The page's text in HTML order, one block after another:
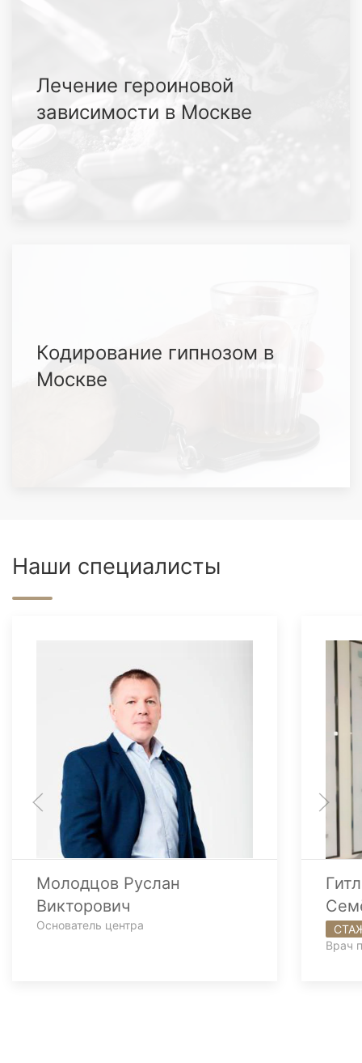
Лечение героиновой
зависимости в Москве
Кодирование гипнозом в
Москве
Наши специалисты
Молодцов Руслан
Викторович
Основатель центра
Врач